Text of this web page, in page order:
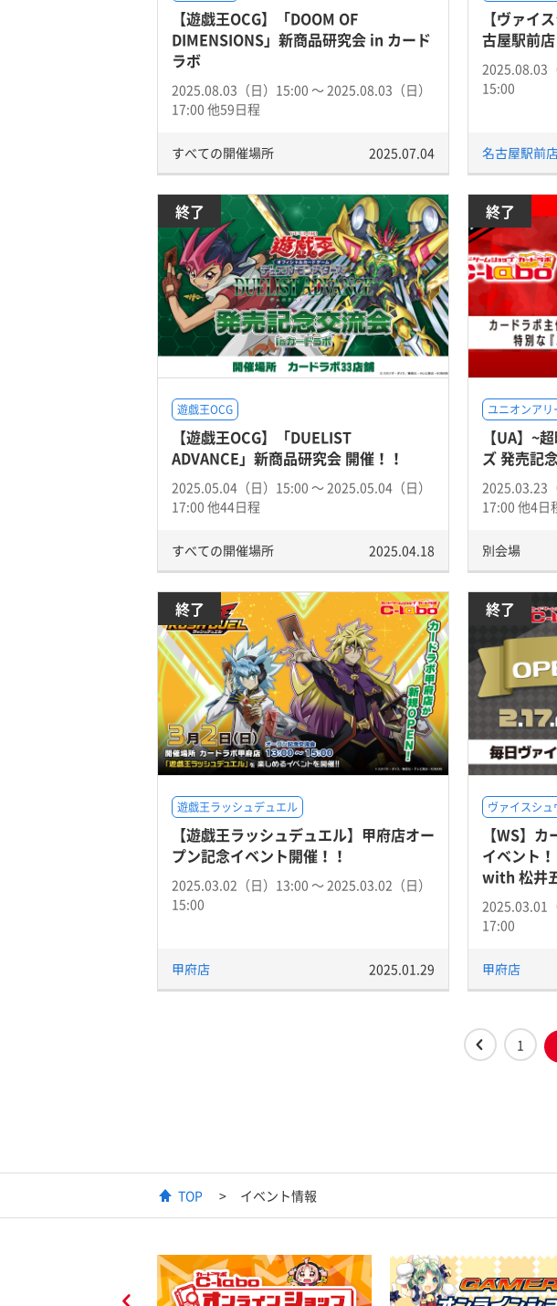
【遊戯王OCG】「DOOM OF
DIMENSIONS」新商品研究会 in カード
ラボ
2025.08.03（日）15:00 〜 2025.08.03（日）
17:00 他59日程
すべての開催場所 2025.07.04
【ヴァイ
古屋駅前
2025.08.03
15:00
名古屋駅前
終了
遊戯王OCG
【遊戯王OCG】「DUELIST
ADVANCE」新商品研究会 開催！！
2025.05.04（日）15:00 〜 2025.05.04（日）
17:00 他44日程
すべての開催場所 2025.04.18
終了
ユニオンアリ
【UA】~
ズ 発売記
2025.03.23
17:00 他4日
別会場
終了
遊戯王ラッシュデュエル
【遊戯王ラッシュデュエル】甲府店オー
プン記念イベント開催！！
2025.03.02（日）13:00 〜 2025.03.02（日）
15:00
甲府店 2025.01.29
終了
ヴァイスシュ
【WS】
イベント
with 松井
2025.03.01
17:00
甲府店
1
TOP イベント情報